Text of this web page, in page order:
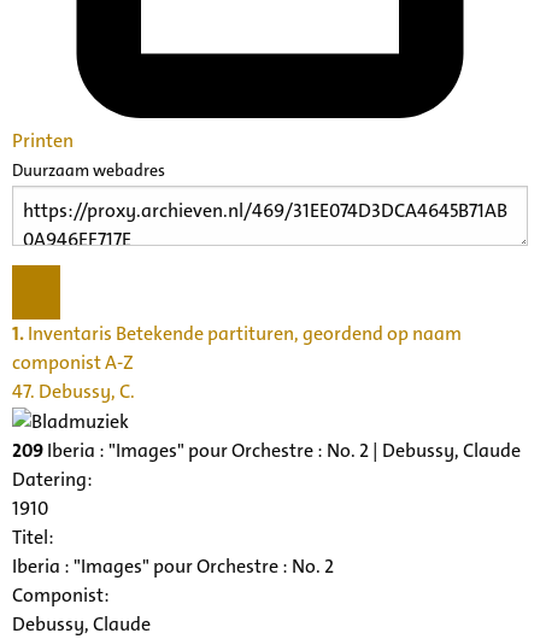
Printen
Duurzaam webadres
1.Inventaris Betekende partituren, geordend op naam
componist A-Z
47. Debussy, C.
209Iberia : "Images" pour Orchestre : No. 2 | Debussy, Claude
Datering:
1910
Titel:
Iberia : "Images" pour Orchestre : No. 2
Componist:
Debussy, Claude